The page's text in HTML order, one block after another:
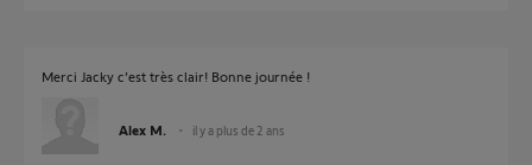
Merci Jacky c’est très clair! Bonne journée !
Alex M. il y a plus de 2 ans